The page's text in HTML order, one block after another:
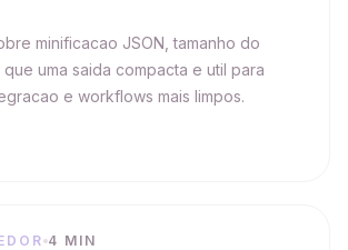
minificacao JSON, tamanho do
uma saida compacta e util para
e workflows mais limpos.
4 MIN